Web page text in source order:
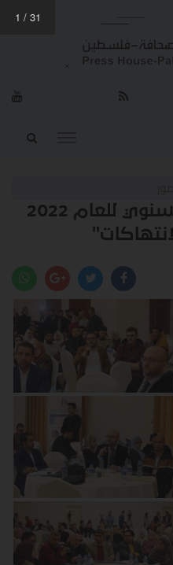
1 / 31
مؤتمر بيت الصحافة السنوي للعام 2022